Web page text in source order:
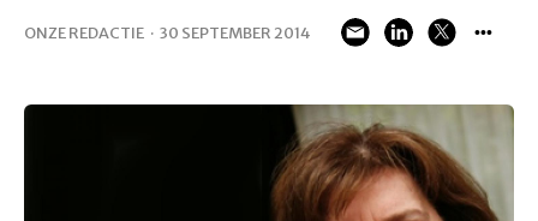
ONZE REDACTIE · 30 SEPTEMBER 2014